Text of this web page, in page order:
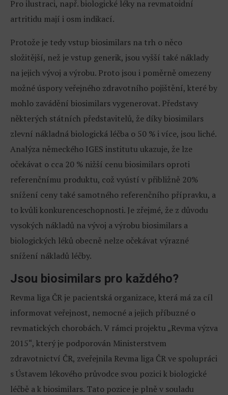
Pro ilustraci, např. biologické léky na revmatoidní
artritidu mají i osm indikací.
Protože je tedy vstup biosimilars na trh o něco
složitější, než je vstup generik, jsou vyšší také náklady
na jejich vývoj a výrobu. Proto jsou i poměrně omezeny
možné úspory veřejného zdravotního pojištění, které by
mohlo zavádění biosimilars vygenerovat. Představy
některých státních představitelů, že díky biosimilars
zlevní nákladná biologická léčba o 50 % i více, jsou liché.
Analýza německého IGES institutu ukazuje, že lze
očekávat o cca 20 % nižší cenu biosimilars oproti
referenčnímu produktu, což vyústí v přibližně 20%
snížení ceny také samotného referenčního přípravku, a
to kvůli konkurenceschopnosti. Je zřejmé, že z důvodu
vysokých nákladů na vývoj a výrobu biosimilars a
biologických léků obecně nelze očekávat výrazné
snížení nákladů léčby.
Jsou biosimilars pro každého?
Revma liga ČR je pacientská organizace, která má za cíl
informovat veřejnost, nemocné a jejich příbuzné o
revmatických chorobách. V rámci projektu „Revma výzva
2015“, který je podporován Ministerstvem
zdravotnictví ČR, zveřejnila Revma liga ČR ve spolupráci
s Ústavem lékového průvodce svou pozici k biologické
léčbě a k biosimilars. Tato pozice je plně v souladu